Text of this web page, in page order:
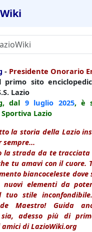
- Presidente Onorario
primo sito
Lazio
dal 9 luglio 2025, è
Lazio
la storia della Lazio
sempre...
la strada da te
tu amavi con il cuore.
biancoceleste dove
nuovi elementi da
stile
Maestro! Guida
adesso più di
di LazioWiki.org